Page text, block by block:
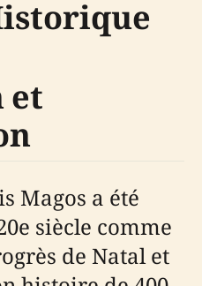
et
Magos a été
siècle comme
de Natal et